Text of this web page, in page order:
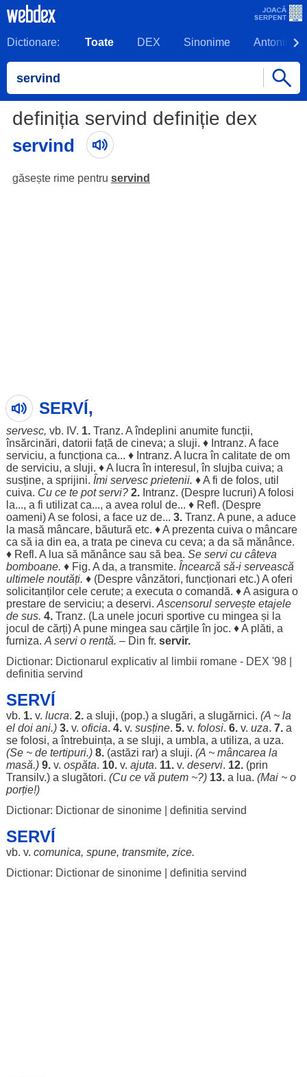
Dictionare: Toate DEX Sinonime Antonime
definiția servind definiție dex
servind
găsește rime pentru servind
SERVÍ,
servesc, vb. IV. 1.Tranz. Aîndeplini anumite funcții,
însărcinări, datorii față de cineva; a sluji. ♦ Intranz. A face
serviciu, a funcționa ca... ♦ Intranz. A lucra în calitatede om
de serviciu, a sluji. ♦ A lucra în interesul , în slujba cuiva; a
susține, a sprijini. Îmi servesc prietenii. ♦ A fi de folos, util
cuiva. Cu ce te pot servi? 2.Intranz. (Despre lucruri) A folosi
la..., a fi utilizatca..., a avea rolul de... ♦ Refl. (Despre
oameni) A se folosi, a face uz de... 3.Tranz. A pune, a aduce
la masă mâncare, băutură etc. ♦ A prezenta cuiva o mâncare
ca să ia din ea, a trata pe cineva cu ceva; a da să mănânce.
♦ Refl. A lua să mănâncesau să bea. Se servicu câteva
bomboane. ♦ Fig. A da, a transmite. Încearcă să-i servească
ultimele noutăți. ♦ (Despre vânzători, funcționari etc.) A oferi
solicitanților cele cerute; a executa o comandă. ♦ A asigura o
prestarede serviciu; a deservi. Ascensorul servește etajele
de sus. 4.Tranz. (La unele jocuri sportivecu mingea și la
jocul de cărți) A pune mingea sau cărțileîn joc. ♦ A plăti, a
furniza. A servio rentă. – Din fr. servir.
Dictionar: Dictionarul explicativ al limbii romane - DEX '98|
definitia servind
SERVÍ
vb. 1.v. lucra. 2.a sluji, (pop.) a slugări, a slugărnici. (A ~ la
el doi ani.) 3.v. oficia. 4.v. susține. 5.v. folosi. 6.v. uza. 7.a
se folosi, aîntrebuința, a se sluji, a umbla, a utiliza, a uza.
(Se ~ de tertipuri.) 8.(astăzi rar) a sluji. (A ~ mâncarea la
masă.) 9.v. ospăta. 10.v. ajuta. 11.v. deservi. 12.(prin
Transilv.) a slugători. (Cu ce vă putem~?) 13.a lua. (Mai ~ o
porție!)
Dictionar: Dictionar de sinonime| definitia servind
SERVÍ
vb. v. comunica, spune, transmite, zice.
Dictionar: Dictionar de sinonime| definitia servind